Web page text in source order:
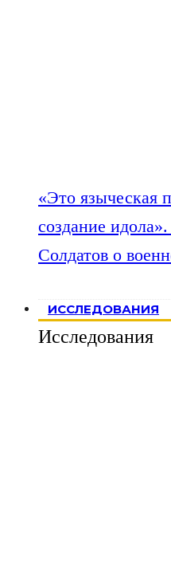
«Это языческая
создание
Солдатов о
ИССЛЕДОВАНИЯ
Исследования